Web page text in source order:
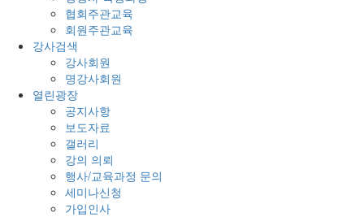
협회주관교육
회원주관교육
강사검색
강사회원
명강사회원
열린광장
공지사항
보도자료
갤러리
강의 의뢰
행사/교육과정 문의
세미나신청
가입인사